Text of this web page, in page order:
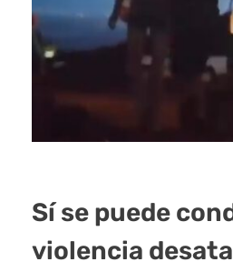
Sí se puede
violencia